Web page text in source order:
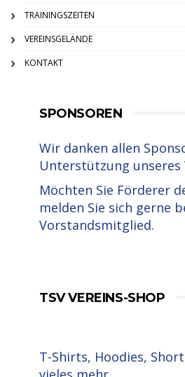
TRAININGSZEITEN
VEREINSGELÄNDE
KONTAKT
SPONSOREN
Wir danken allen
Unterstützung unseres
Möchten Sie Förderer
melden Sie sich gerne
Vorstandsmitglied.
TSV VEREINS-SHOP
T-Shirts, Hoodies,